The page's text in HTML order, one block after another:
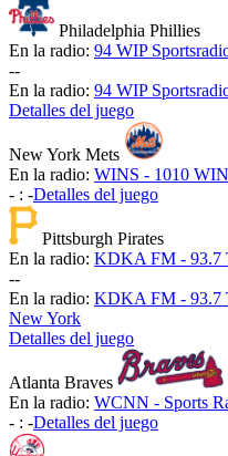
Philadelphia Phillies
En la radio: 94 WIP
--
En la radio: 94 WIP
Detalles del juego
New York Mets
En la radio: WINS - 1010
- : -Detalles del juego
Pittsburgh Pirates
En la radio: KDKA FM - 93.7
--
En la radio: KDKA FM - 93.7
New York
Detalles del juego
Atlanta Braves
En la radio: WCNN - Sports
- : -Detalles del juego